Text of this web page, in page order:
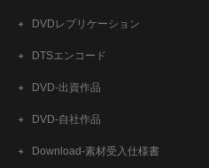
DVDレプリケーション
DTSエンコード
DVD-出資作品
DVD-自社作品
​Download-素材受入仕様書